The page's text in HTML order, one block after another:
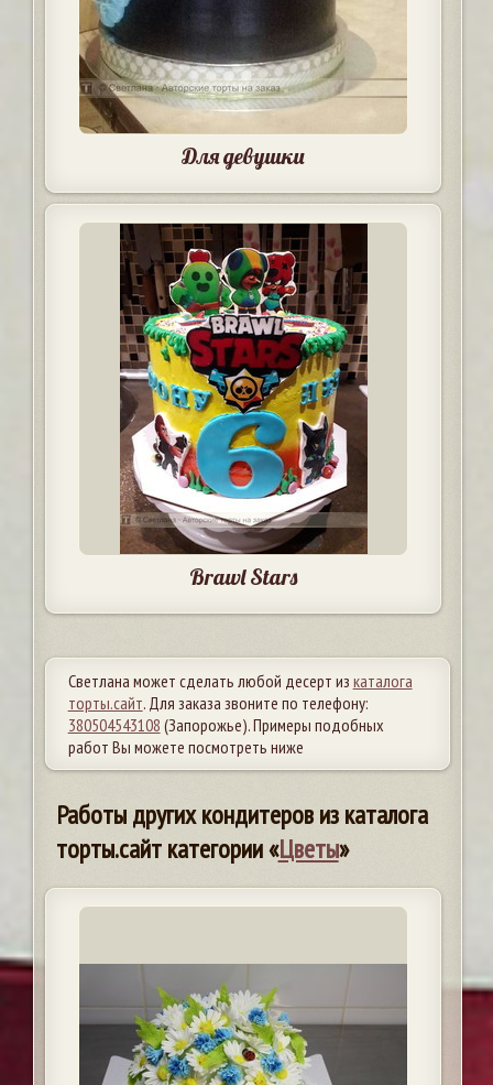
Для девушки
Brawl Stars
Светлана может сделать любой десерт из каталога
торты.сайт. Для заказа звоните по телефону:
380504543108 (Запорожье). Примеры подобных
работ Вы можете посмотреть ниже
Работы других кондитеров из каталога
торты.сайт категории «Цветы»